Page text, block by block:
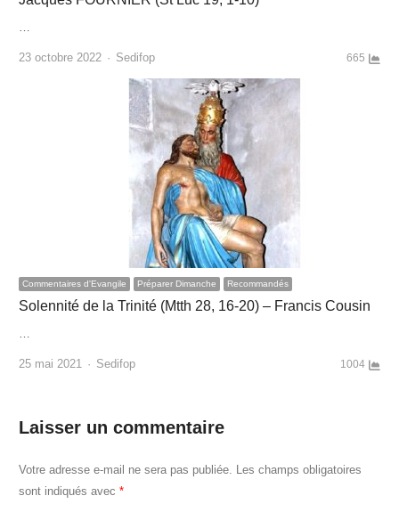
…
23 octobre 2022 Author
Sedifop 665
Commentaires d'Evangile Préparer Dimanche Recommandés
Solennité de la Trinité (Mtth 28, 16-20) – Francis Cousin
…
25 mai 2021 Author
Sedifop 1004
Laisser un commentaire
Votre adresse e-mail ne sera pas publiée.
Les champs obligatoires
sont indiqués avec *